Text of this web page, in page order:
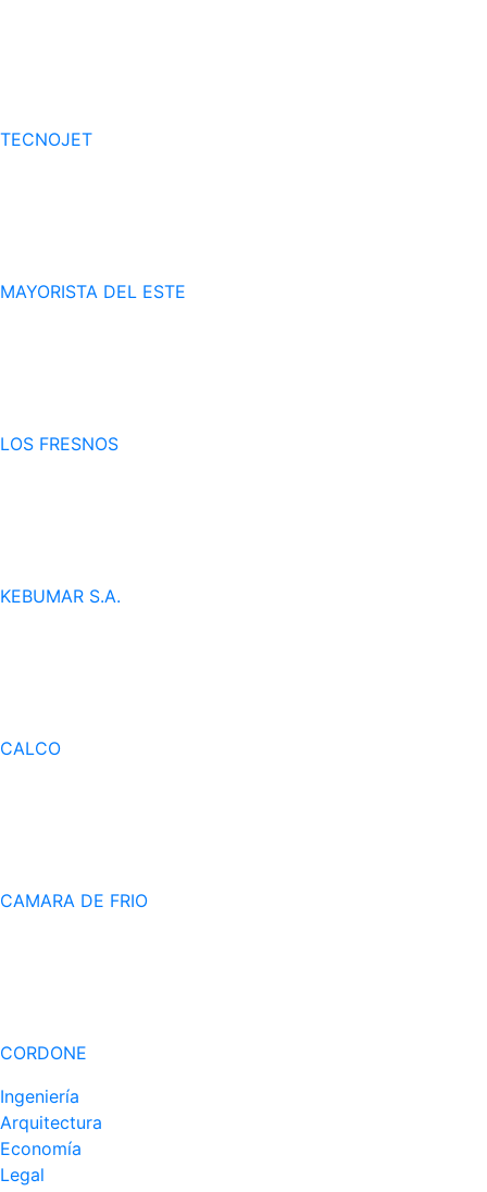
TECNOJET
MAYORISTA DEL ESTE
LOS FRESNOS
KEBUMAR S.A.
CALCO
CAMARA DE FRIO
CORDONE
Ingeniería
Arquitectura
Economía
Legal